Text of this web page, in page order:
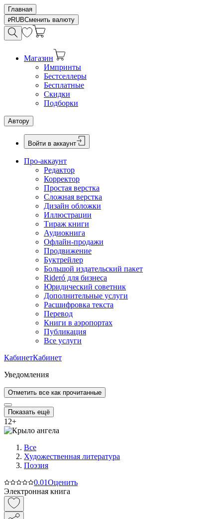
Главная
RUBСменить валюту
Магазин
Импринты
Бестселлеры
Бесплатные
Скидки
Подборки
Автору
Войти в аккаунт
Про-аккаунт
Редактор
Корректор
Простая верстка
Сложная верстка
Дизайн обложки
Иллюстрации
Тираж книги
Аудиокнига
Офлайн-продажи
Продвижение
Буктрейлер
Большой издательский пакет
Rideró для бизнеса
Юридический советник
Дополнительные услуги
Расшифровка текста
Перевод
Книги в аэропортах
Публикация
Все услуги
КабинетКабинет
Уведомления
Отметить все как прочитанные
Показать ещё
12+
Все
Художественная литература
Поэзия
0.01Оценить
Электронная книга